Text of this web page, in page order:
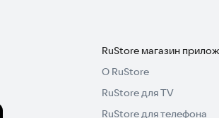
RuStore магазин
О RuStore
RuStore для TV
RuStore для телефона